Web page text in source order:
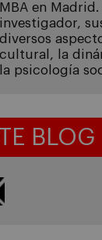
MBA en
investigador,
diversos
cultural, la
la psicología
BLOG